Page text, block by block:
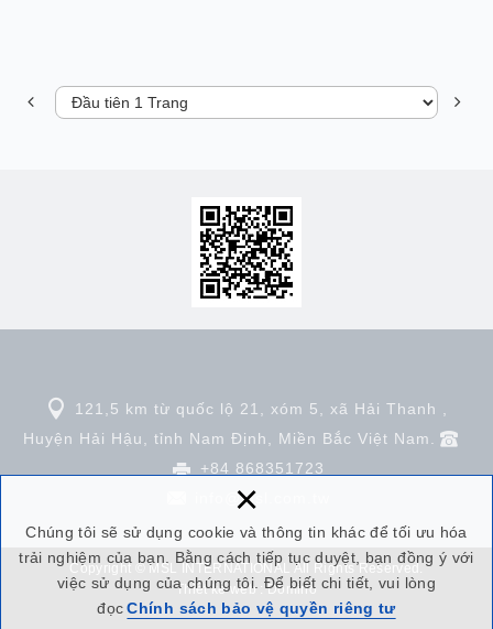
Chúng tôi sẽ sử dụng cookie và thông tin khác để tối ưu hóa
trải nghiệm của bạn. Bằng cách tiếp tục duyệt, bạn đồng ý với
việc sử dụng của chúng tôi. Để biết chi tiết, vui lòng
đọc Chính sách bảo vệ quyền riêng tư
×
121,5 km từ quốc lộ 21, xóm 5, xã Hải Thanh ,
Huyện Hải Hậu, tỉnh Nam Định, Miền Bắc Việt Nam.
+84 868351723
@msl.com.tw
Copyright © MSL INTERNATIONAL All Rights Reserved.
Thiết kế web : Domino